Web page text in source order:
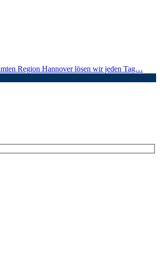
Region Hannover lösen wir jeden Tag…